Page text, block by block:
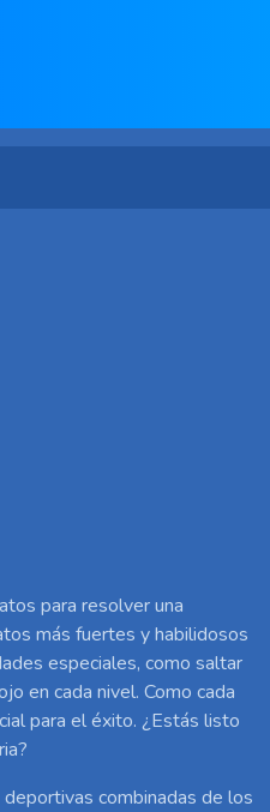
para resolver una
más fuertes y habilidosos
especiales, como saltar
en cada nivel. Como cada
para el éxito. ¿Estás listo
combinadas de los